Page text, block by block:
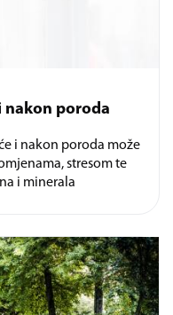
nakon poroda
i nakon poroda može
stresom te
i minerala